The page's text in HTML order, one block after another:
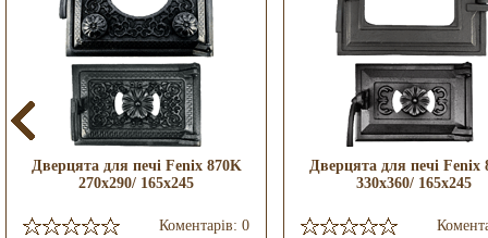
Дверцята для печі Fenix 870K
270x290/ 165x245
Коментарів: 0
Дверцята для печі Fenix
330x360/ 165x245